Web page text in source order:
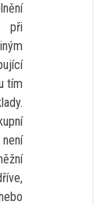
při
tím